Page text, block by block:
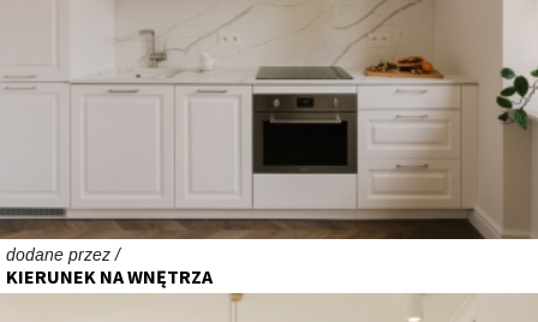
dodane przez /
KIERUNEK NA WNĘTRZA